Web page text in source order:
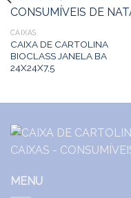
CAIXAS
CAIXA DE CARTOLINA
BIOCLASS JANELA BA
24X24X7,5
MENU